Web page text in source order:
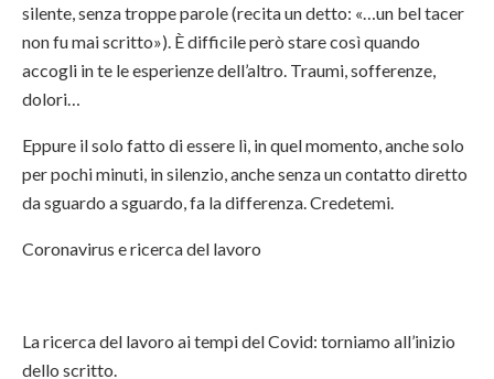
silente, senza troppe parole (recita un detto: «…un bel tacer
non fu mai scritto»). È difficile però stare così quando
accogli in te le esperienze dell’altro. Traumi, sofferenze,
dolori…
Eppure il solo fatto di essere lì, in quel momento, anche solo
per pochi minuti, in silenzio, anche senza un contatto diretto
da sguardo a sguardo, fa la differenza. Credetemi.
Coronavirus e ricerca del lavoro
La ricerca del lavoro ai tempi del Covid: torniamo all’inizio
dello scritto.